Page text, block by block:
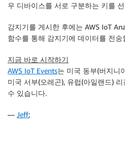
우 디바이스를 서로 구분하는 키를
감지기를 게시한 후에는 AWS IoT
함수를 통해 감지기에 데이터를 전송
지금 바로 시작하기
AWS IoT Events는 미국 동부(버지니
미국 서부(오레곤), 유럽(아일랜드) 리
수 있습니다.
— Jeff;